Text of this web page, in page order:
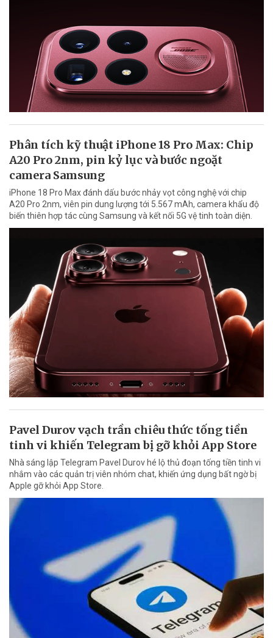
Phân tích kỹ thuật iPhone 18 Pro Max: Chip
A20 Pro 2nm, pin kỷ lục và bước ngoặt
camera Samsung
iPhone 18 Pro Max đánh dấu bước nhảy vọt công nghệ với chip
A20 Pro 2nm, viên pin dung lượng tới 5.567 mAh, camera khẩu độ
biến thiên hợp tác cùng Samsung và kết nối 5G vệ tinh toàn diện.
Pavel Durov vạch trần chiêu thức tống tiền
tinh vi khiến Telegram bị gỡ khỏi App Store
Nhà sáng lập Telegram Pavel Durov hé lộ thủ đoạn tống tiền tinh vi
nhắm vào các quản trị viên nhóm chat, khiến ứng dụng bất ngờ bị
Apple gỡ khỏi App Store.